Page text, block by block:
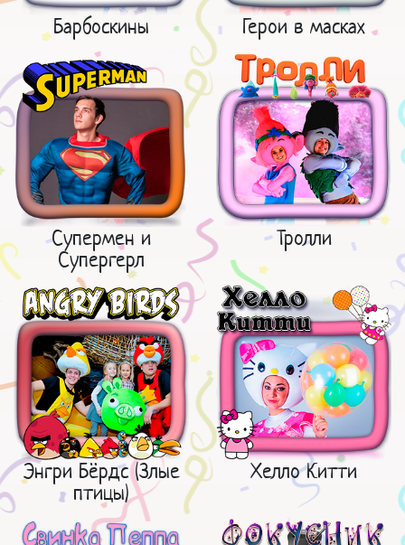
Барбоскины Герои в масках
Супермен и
Супергерл
Тролли
Энгри Бёрдс (Злые
птицы)
Хелло Китти